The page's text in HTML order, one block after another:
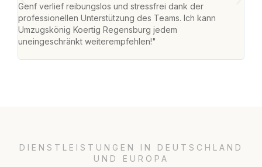
Genf verlief reibungslos und stressfrei dank der
professionellen Unterstützung des Teams. Ich kann
Umzugskönig Koertig Regensburg jedem
uneingeschränkt weiterempfehlen!"
DIENSTLEISTUNGEN IN DEUTSCHLAND
UND EUROPA